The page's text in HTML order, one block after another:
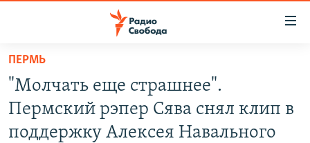
упрощенного
доступа
Вернуться
основному
ПРОГРАММЫ
АВТОРСКИЕ ПРОЕКТЫ
ПЕРМЬ
"Молчать еще страшнее".
Пермский рэпер Сява снял клип в
поддержку Алексея Навального